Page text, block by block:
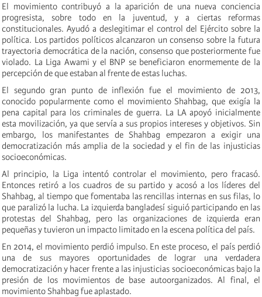
El movimiento contribuyó a la aparición de una nueva conciencia
progresista, sobre todo en la juventud, y a ciertas reformas
constitucionales. Ayudó a deslegitimar el control del Ejército sobre la
política. Los partidos políticos alcanzaron un consenso sobre la futura
trayectoria democrática de la nación, consenso que posteriormente fue
violado. La Liga Awami y el BNP se beneficiaron enormemente de la
percepción de que estaban al frente de estas luchas.
El segundo gran punto de inflexión fue el movimiento de 2013,
conocido popularmente como el movimiento Shahbag, que exigía la
pena capital para los criminales de guerra. La LA apoyó inicialmente
esta movilización, ya que servía a sus propios intereses y objetivos. Sin
embargo, los manifestantes de Shahbag empezaron a exigir una
democratización más amplia de la sociedad y el fin de las injusticias
socioeconómicas.
Al principio, la Liga intentó controlar el movimiento, pero fracasó.
Entonces retiró a los cuadros de su partido y acosó a los líderes del
Shahbag, al tiempo que fomentaba las rencillas internas en sus filas, lo
que paralizó la lucha. La izquierda bangladesí siguió participando en las
protestas del Shahbag, pero las organizaciones de izquierda eran
pequeñas y tuvieron un impacto limitado en la escena política del país.
En 2014, el movimiento perdió impulso. En este proceso, el país perdió
una de sus mayores oportunidades de lograr una verdadera
democratización y hacer frente a las injusticias socioeconómicas bajo la
presión de los movimientos de base autoorganizados. Al final, el
movimiento Shahbag fue aplastado.